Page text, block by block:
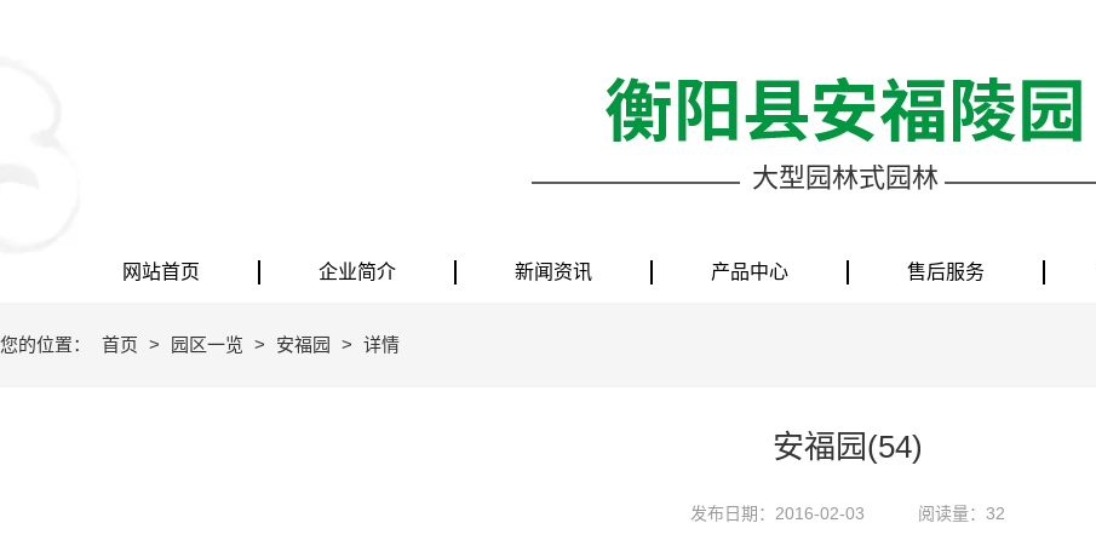
网站首页 企业简介 新闻资讯 产品中心 售后服务
大型园林式园林
您的位置： 首页 > 园区一览 > 安福园 > 详情
安福园(54)
发布日期：2016-02-03 阅读量：32